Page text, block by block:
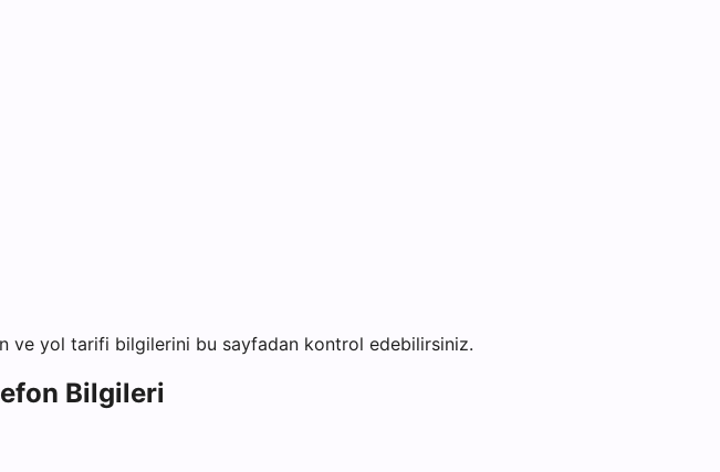
ve yol tarifi bilgilerini bu sayfadan kontrol edebilirsiniz.
Bilgileri